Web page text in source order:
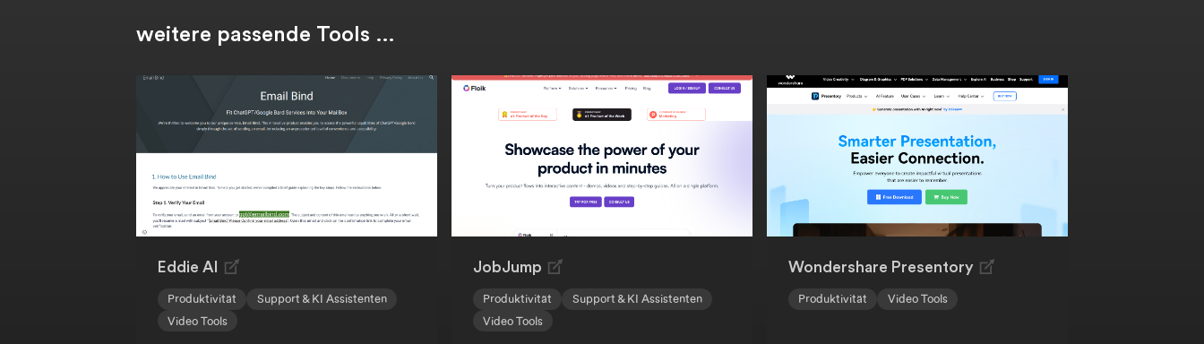
weitere passende Tools …
Eddie AI
Produktivität
Support & KI Assistenten
Video Tools
JobJump
Produktivität
Support & KI Assistenten
Video Tools
Wondershare Presentory
Produktivität Video Tools